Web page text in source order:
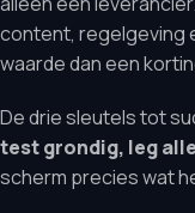
content, regelgeving
waarde dan een
De drie sleutels tot
test grondig, leg
scherm precies wat